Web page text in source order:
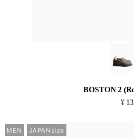
BOSTON 2
¥
MEN JAPANsize